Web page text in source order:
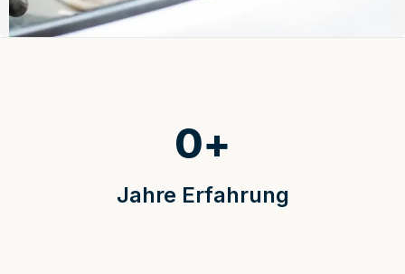
Jahre Erfahrung
0+